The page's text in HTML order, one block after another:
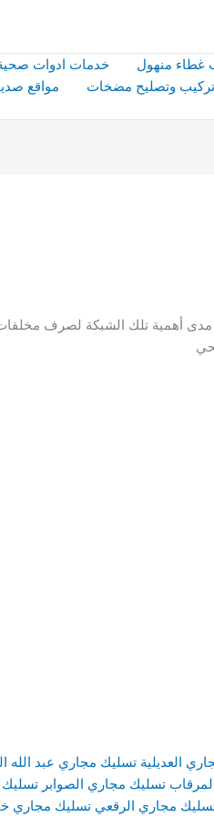
غطاء منهول
خدمات ادوات صحية
وتصليح مضخات
مواقع
أهمية تلك الشبكة لصرف مخلفات
العديلية تسليك مجاري عبد الله
تسليك مجاري الصوابر
مجاري الرقعي تسليك مجاري